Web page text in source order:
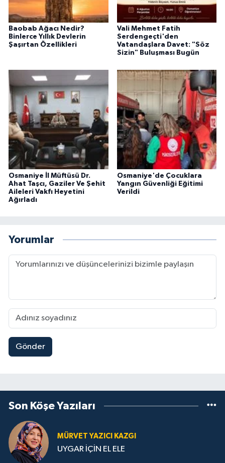
Baobab Ağacı Nedir?
Binlerce Yıllık Devlerin
Şaşırtan Özellikleri
Vali Mehmet Fatih
Serdengeçti'den
Vatandaşlara Davet: "Söz
Sizin" Buluşması Bugün
Osmaniye İl Müftüsü Dr.
Ahat Taşcı, Gaziler Ve Şehit
Aileleri Vakfı Heyetini
Ağırladı
Osmaniye'de Çocuklara
Yangın Güvenliği Eğitimi
Verildi
Yorumlar
Gönder
Son Köşe Yazıları
MÜRVET YAZICI KAZGI
UYGAR İÇİN EL ELE